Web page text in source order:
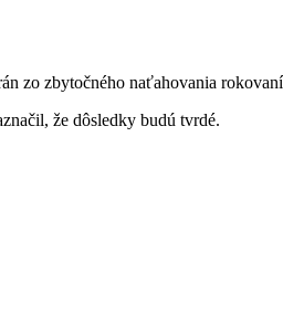
zo zbytočného naťahovania
že dôsledky budú tvrdé.